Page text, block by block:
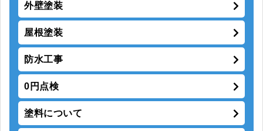
外壁塗装
屋根塗装
防水工事
0円点検
塗料について